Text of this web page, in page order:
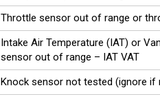
Throttle sensor out of range or
Intake Air Temperature (IAT) or
sensor out of range – IAT VAT
Knock sensor not tested (ignore if